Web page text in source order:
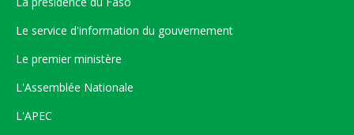
Le service d'information du gouvernement
Le premier ministère
L'Assemblée Nationale
L'APEC